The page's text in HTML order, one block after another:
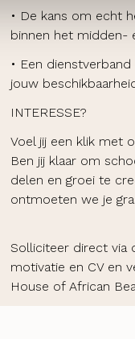
• De kans om echt
binnen het midden-
• Een
jouw
INTERESSE?
Voel jij een klik met
Ben jij klaar om
delen en groei te
ontmoeten we je
Solliciteer direct via
motivatie en CV en
House of African